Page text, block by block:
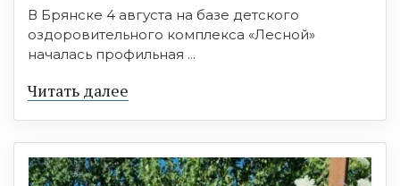
В Брянске 4 августа на базе детского
оздоровительного комплекса «Лесной»
началась профильная ...
Читать далее